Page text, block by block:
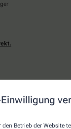
Betrieb der Website
akzeptierten